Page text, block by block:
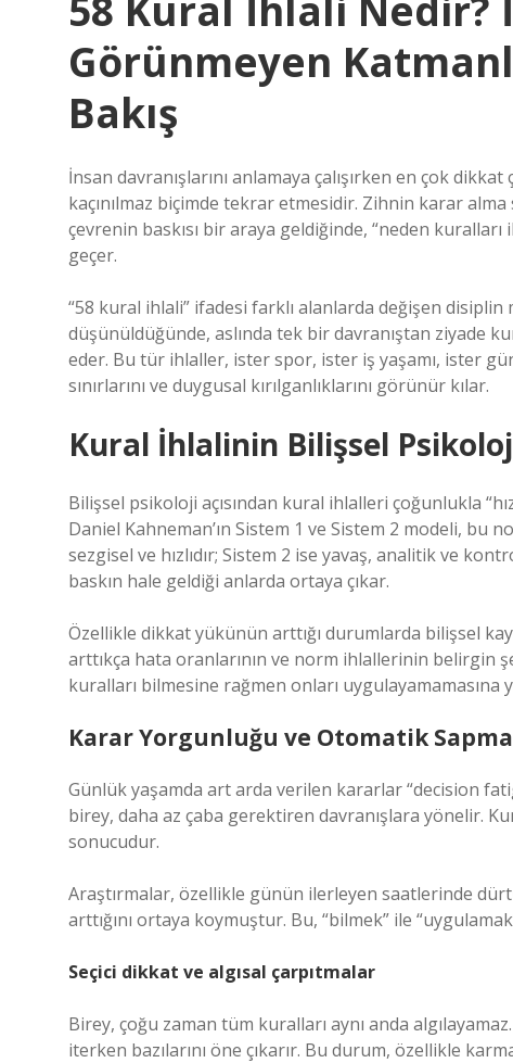
Görünmeyen
Bakış
İnsan davranışlarını anlamaya çalışırken en çok
kaçınılmaz biçimde tekrar etmesidir. Zihnin karar
çevrenin baskısı bir araya geldiğinde, “neden
geçer.
“58 kural ihlali” ifadesi farklı alanlarda değişen
düşünüldüğünde, aslında tek bir davranıştan ziyade
eder. Bu tür ihlaller, ister spor, ister iş yaşamı, ister
sınırlarını ve duygusal kırılganlıklarını görünür kılar.
Kural İhlalinin Bilişsel
Bilişsel psikoloji açısından kural ihlalleri çoğunlukla
Daniel Kahneman’ın Sistem 1 ve Sistem 2 modeli, bu
sezgisel ve hızlıdır; Sistem 2 ise yavaş, analitik ve
baskın hale geldiği anlarda ortaya çıkar.
Özellikle dikkat yükünün arttığı durumlarda bilişsel
arttıkça hata oranlarının ve norm ihlallerinin
kuralları bilmesine rağmen onları uygulayamamasına
Karar Yorgunluğu ve Otomatik
Günlük yaşamda art arda verilen kararlar “decision
birey, daha az çaba gerektiren davranışlara yönelir.
sonucudur.
Araştırmalar, özellikle günün ilerleyen saatlerinde
arttığını ortaya koymuştur. Bu, “bilmek” ile
Seçici dikkat ve algısal çarpıtmalar
Birey, çoğu zaman tüm kuralları aynı anda
iterken bazılarını öne çıkarır. Bu durum, özellikle